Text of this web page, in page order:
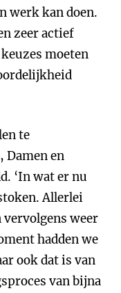
werk kan doen.
zeer actief
moeten
te
Damen en
‘In wat er nu
Allerlei
vervolgens weer
hadden we
ook dat is van
van bijna